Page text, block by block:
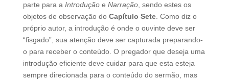
parte para a Introdução e Narração, sendo estes os
objetos de observação do Capítulo Sete. Como diz o
próprio autor, a introdução é onde o ouvinte deve ser
“fisgado”, sua atenção deve ser capturada preparando-
o para receber o conteúdo. O pregador que deseja uma
introdução eficiente deve cuidar para que esta esteja
sempre direcionada para o conteúdo do sermão, mas